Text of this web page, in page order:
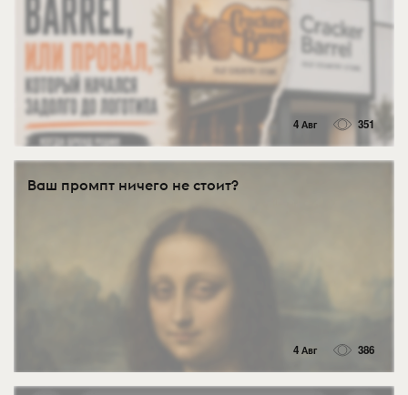
4 Авг 351
Ваш промпт ничего не стоит?
4 Авг 386